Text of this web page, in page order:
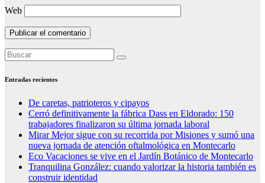
Web
Entradas recientes
De caretas, patrioteros y cipayos
Cerró definitivamente la fábrica Dass en Eldorado: 150
trabajadores finalizaron su última jornada laboral
Mirar Mejor sigue con su recorrida por Misiones y sumó una
nueva jornada de atención oftalmológica en Montecarlo
Eco Vacaciones se vive en el Jardín Botánico de Montecarlo
Tranquilina González: cuando valorizar la historia también es
construir identidad